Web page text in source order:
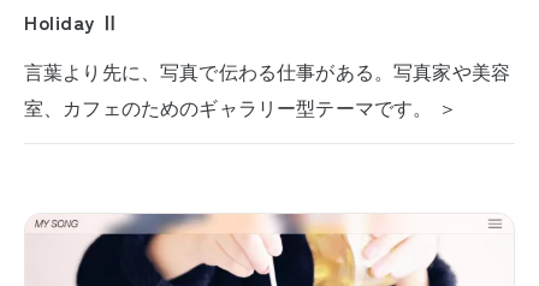
Holiday Ⅱ
言葉より先に、写真で伝わる仕事がある。写真家や美容
室、カフェのためのギャラリー型テーマです。 ＞